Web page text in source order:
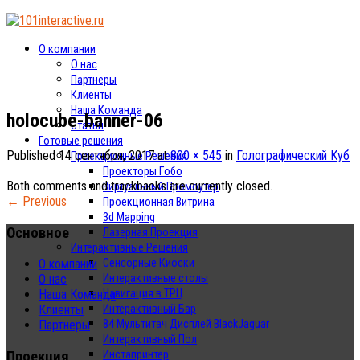
О компании
О нас
Партнеры
Клиенты
Наша Команда
Статьи
Готовые решения
Проекционные Решения
Проекторы Гобо
Виртуальный Промоутер
Проекционная Витрина
3d Mapping
Лазерная Проекция
Интерактивные Решения
Сенсорные Киоски
Интерактивные столы
Навигация в ТРЦ
Интерактивный Бар
84 Мультитач Дисплей BlackJaguar
Интерактивный Пол
Инстапринтер
holocube-banner-06
Published14 сентября, 2017at800 × 545 in Голографический Куб
Both comments and trackbacks are currently closed.
← Previous
Основное
О компании
О нас
Наша Команда
Клиенты
Партнеры